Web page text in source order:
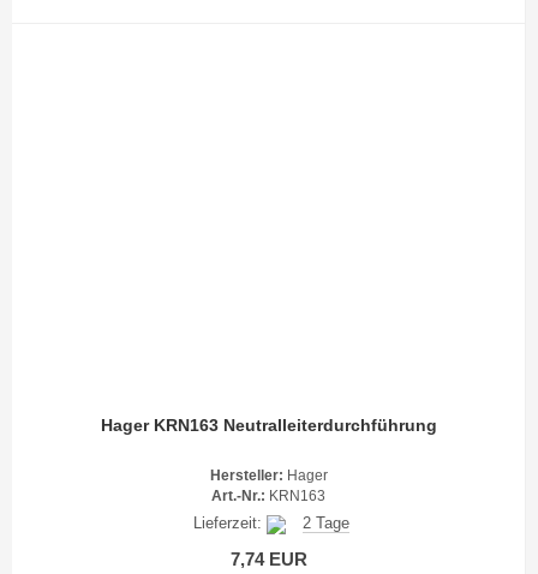
Hager KRN163 Neutralleiterdurchführung
Hersteller: Hager
Art.-Nr.: KRN163
Lieferzeit: 2 Tage
7,74 EUR